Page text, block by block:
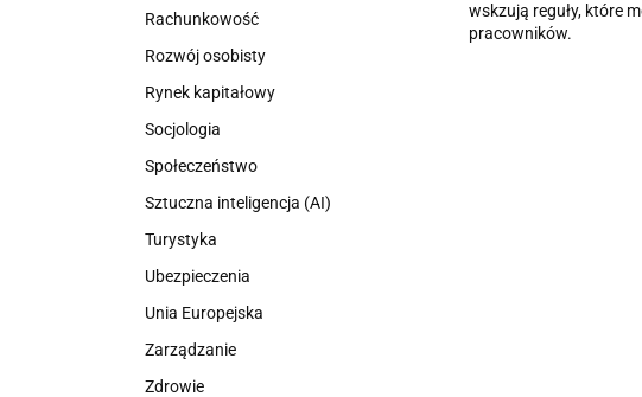
Rachunkowość
Rozwój osobisty
Rynek kapitałowy
Socjologia
Społeczeństwo
Sztuczna inteligencja (AI)
Turystyka
Ubezpieczenia
Unia Europejska
Zarządzanie
Zdrowie
wskzują reguły, które
pracowni­ków.